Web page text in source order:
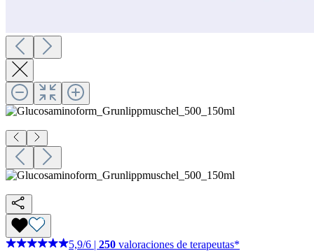
5,9/6 250 valoraciones de terapeutas*